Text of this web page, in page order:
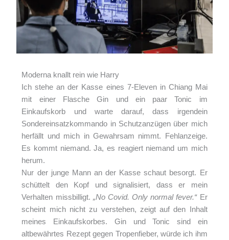
Moderna knallt rein wie Harry
Ich stehe an der Kasse eines 7-Eleven in Chiang Mai
mit einer Flasche Gin und ein paar Tonic im
Einkaufskorb und warte darauf, dass irgendein
Sondereinsatzkommando in Schutzanzügen über mich
herfällt und mich in Gewahrsam nimmt. Fehlanzeige.
Es kommt niemand. Ja, es reagiert niemand um mich
herum.
Nur der junge Mann an der Kasse schaut besorgt. Er
schüttelt den Kopf und signalisiert, dass er mein
Verhalten missbilligt. „No Covid. Only normal fever.“ Er
scheint mich nicht zu verstehen, zeigt auf den Inhalt
meines Einkaufskorbes. Gin und Tonic sind ein
altbewährtes Rezept gegen Tropenfieber, würde ich ihm